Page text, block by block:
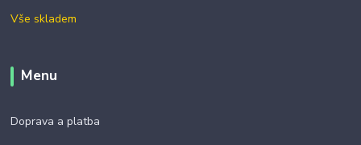
Vše skladem
Menu
Doprava a platba